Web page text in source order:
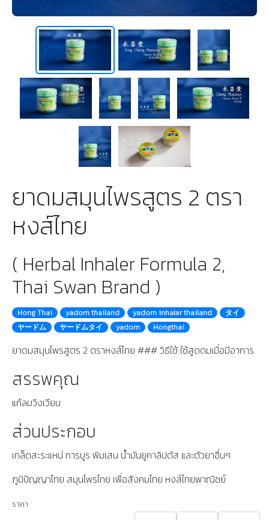
ยาดมสมุนไพรสูตร 2 ตรา
หงส์ไทย
( Herbal Inhaler Formula 2,
Thai Swan Brand )
Hong Thai yadom thailand yadom inhaler thailand
タイ
ヤードム
ヤードムタイ yadom Hongthai
ยาดมสมุนไพรสูตร 2 ตราหงส์ไทย ### วิธีใช้ ใช้สูดดมเมื่อมีอาการ
สรรพคุณ
แก้ลมวิงเวียน
ส่วนประกอบ
เกล็ดสะระแหน่ การบูร พิมเสน น้ำมันยูคาลิปตัส และตัวยาอื่นๆ
ภูมิปัญญาไทย สมุนไพรไทย เพื่อสังคมไทย หงส์ไทยพาณิชย์
ราคา